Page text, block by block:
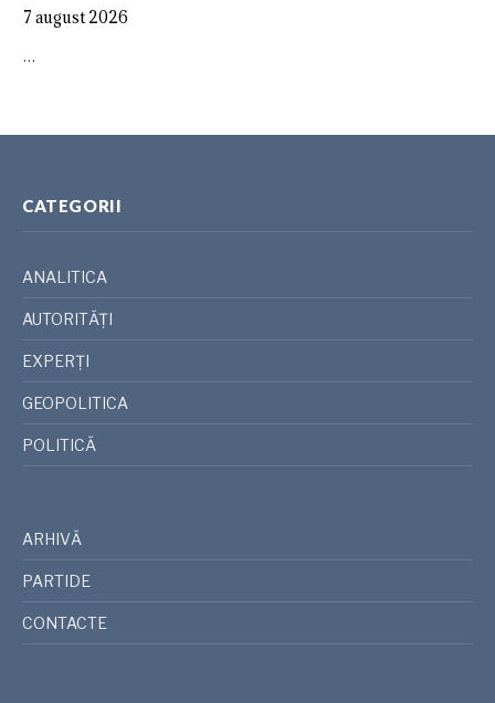
7 august 2026
…
CATEGORII
ANALITICA
AUTORITĂȚI
EXPERȚI
GEOPOLITICA
POLITICĂ
ARHIVĂ
PARTIDE
CONTACTE